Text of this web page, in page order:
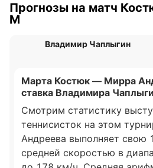
Прогнозы на матч
М
Владимир Чаплыгин
Марта Костюк — Мирра
ставка Владимира
Смотрим статистику
теннисисток на этом
Андреева выполняет свою
средней скоростью в